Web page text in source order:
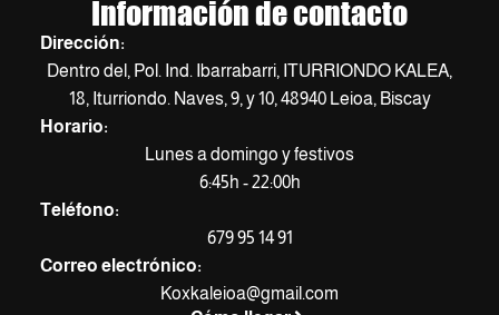
Información de contacto
Dirección:
Dentro del, Pol. Ind. Ibarrabarri, ITURRIONDO KALEA,
18, Iturriondo. Naves, 9, y 10, 48940 Leioa, Biscay
Horario:
Lunes a domingo y festivos
6:45h - 22:00h
Teléfono:
679 95 14 91
Correo electrónico:
Koxkaleioa@gmail.com